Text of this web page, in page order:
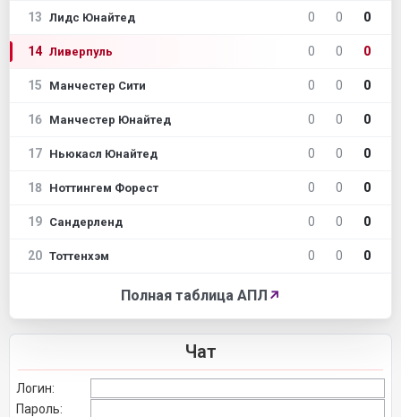
13 Лидс Юнайтед 0 0 0
14 Ливерпуль 0 0 0
15 Манчестер Сити 0 0 0
16 Манчестер Юнайтед 0 0 0
17 Ньюкасл Юнайтед 0 0 0
18 Ноттингем Форест 0 0 0
19 Сандерленд 0 0 0
20 Тоттенхэм 0 0 0
Полная таблица АПЛ ↗
Чат
Логин:
Пароль: